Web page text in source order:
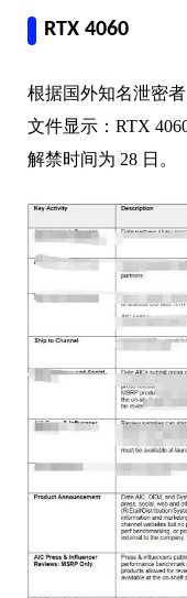
RTX 4060
根据国外知名泄密
文件显示： RTX
解禁时间为 28 日。